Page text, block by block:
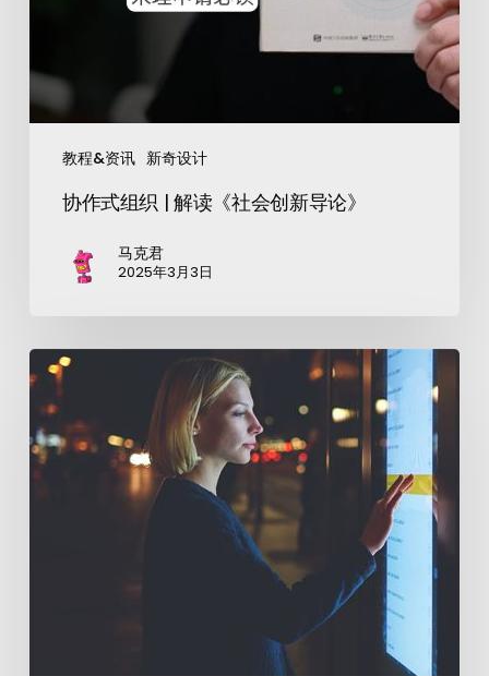
教程&资讯 新奇设计
协作式组织 | 解读《社会创新导论》
马克君
2025年3月3日